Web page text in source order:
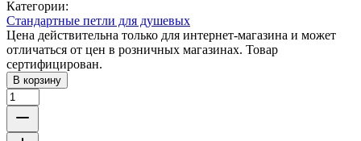
Категории:
Стандартные петли для душевых
Цена действительна только для интернет-магазина и может
отличаться от цен в розничных магазинах. Товар
сертифицирован.
В корзину